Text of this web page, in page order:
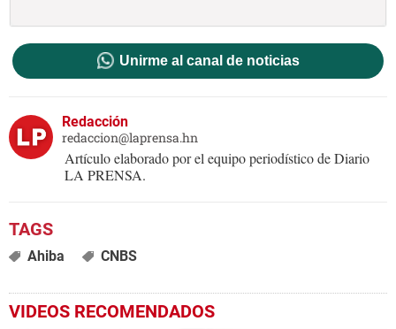
Unirme al canal de noticias
Redacción
redaccion@laprensa.hn
Artículo elaborado por el equipo periodístico de Diario
LA PRENSA.
Ahiba CNBS
VIDEOS RECOMENDADOS